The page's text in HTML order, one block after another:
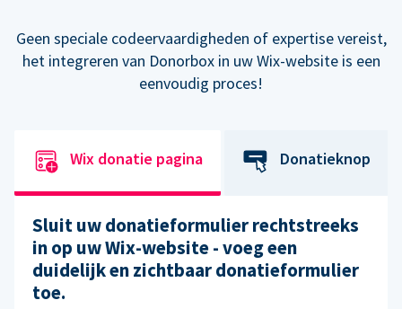
Geen speciale codeervaardigheden of expertise vereist,
het integreren van Donorbox in uw Wix-website is een
eenvoudig proces!
Wix donatie pagina Donatieknop
Sluit uw donatieformulier rechtstreeks
in op uw Wix-website - voeg een
duidelijk en zichtbaar donatieformulier
toe.